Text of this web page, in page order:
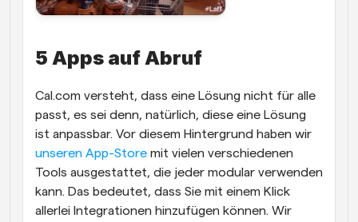
5 Apps auf Abruf
Cal.com versteht, dass eine Lösung nicht für alle
passt, es sei denn, natürlich, diese eine Lösung
unseren App-Store mit vielen verschiedenen
Tools ausgestattet, die jeder modular verwenden
kann. Das bedeutet, dass Sie mit einem Klick
allerlei Integrationen hinzufügen können. Wir